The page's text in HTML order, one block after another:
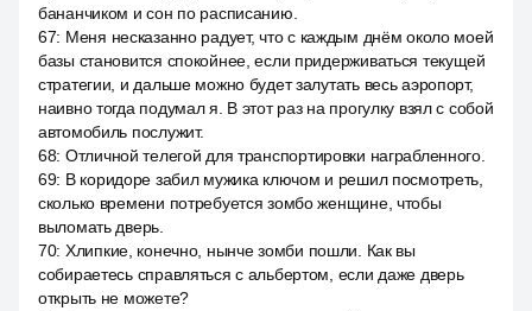
бананчиком и сон по расписанию.
67: Меня несказанно радует, что с каждым днём около моей
базы становится спокойнее, если придерживаться текущей
стратегии, и дальше можно будет залутать весь аэропорт,
наивно тогда подумал я. В этот раз на прогулку взял с собой
автомобиль послужит.
68: Отличной телегой для транспортировки награбленного.
69: В коридоре забил мужика ключом и решил посмотреть,
сколько времени потребуется зомбо женщине, чтобы
выломать дверь.
70: Хлипкие, конечно, нынче зомби пошли. Как вы
собираетесь справляться с альбертом, если даже дверь
открыть не можете?